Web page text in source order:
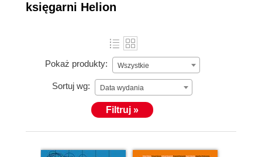
księgarni Helion
Pokaż produkty: Wszystkie
Sortuj wg: Data wydania
Filtruj »